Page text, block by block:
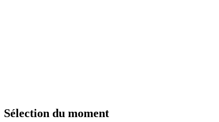
Sélection du moment